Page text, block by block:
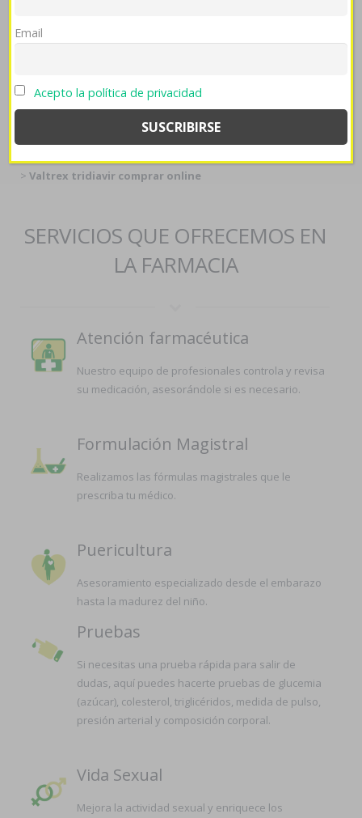
http://www.imontes.eu/imontes-get-loratadine-usa-buy-online/->
>
diez ->https://la-dominique.com/singulair-costco-price/
lasix seguril en madrid españa 2019->farmaciapilarica.es
> Valtrex tridiavir comprar online
SERVICIOS QUE OFRECEMOS EN
LA FARMACIA
Atención farmacéutica
Nuestro equipo de profesionales controla y revisa
su medicación, asesorándole si es necesario.
Formulación Magistral
Realizamos las fórmulas magistrales que le
prescriba tu médico.
Puericultura
Asesoramiento especializado desde el embarazo
hasta la madurez del niño.
Pruebas
Si necesitas una prueba rápida para salir de
dudas, aquí puedes hacerte pruebas de glucemia
(azúcar), colesterol, triglicéridos, medida de pulso,
presión arterial y composición corporal.
Vida Sexual
Mejora la actividad sexual y enriquece los
Email
Acepto la política de privacidad